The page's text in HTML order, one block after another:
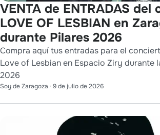
VENTA de ENTRADAS del
LOVE OF LESBIAN en
durante Pilares 2026
Compra aquí tus entradas para el
Love of Lesbian en Espacio Ziry durante
2026
Soy de Zaragoza · 9 de julio de 2026